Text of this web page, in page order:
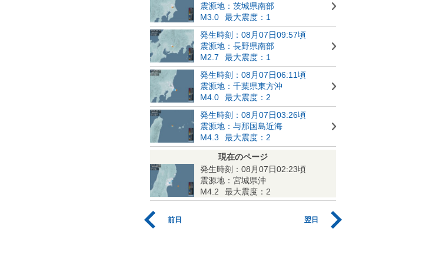
震源地：茨城県南部
M3.0
最大震度：1
発生時刻：08月07日09:57頃
震源地：長野県南部
M2.7
最大震度：1
発生時刻：08月07日06:11頃
震源地：千葉県東方沖
M4.0
最大震度：2
発生時刻：08月07日03:26頃
震源地：与那国島近海
M4.3
最大震度：2
現在のページ
発生時刻：08月07日02:23頃
震源地：宮城県沖
M4.2
最大震度：2
前日 翌日